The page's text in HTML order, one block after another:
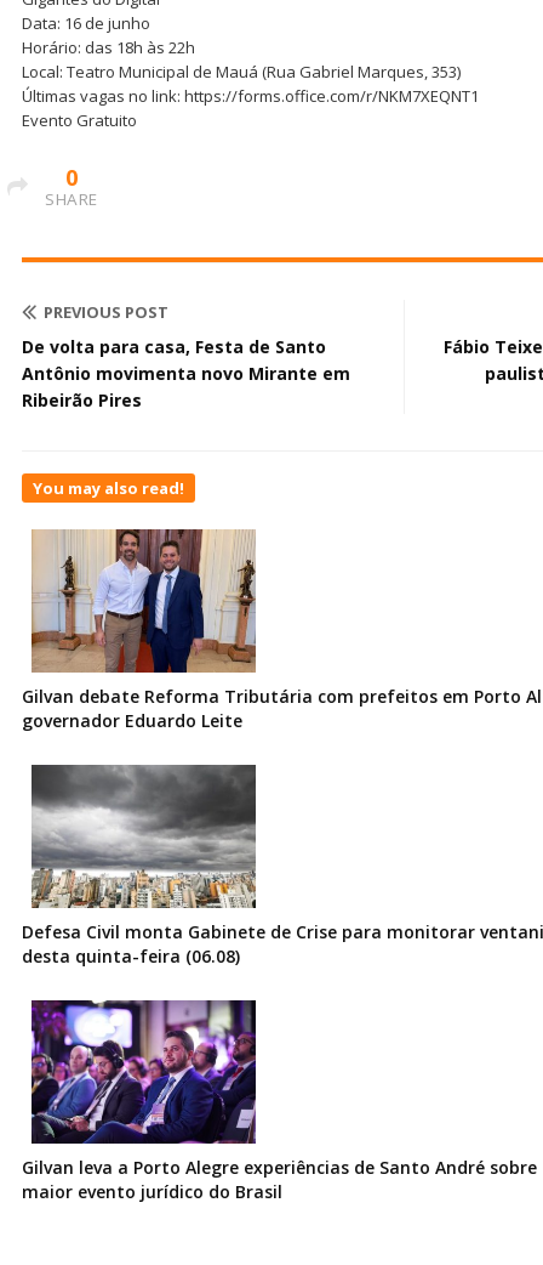
Data: 16 de junho
Horário: das 18h às 22h
Local: Teatro Municipal de Mauá (Rua Gabriel Marques, 353)
Últimas vagas no link: https://forms.office.com/r/NKM7XEQNT1
Evento Gratuito
0
SHARE
PREVIOUS POST
De volta para casa, Festa de Santo
Antônio movimenta novo Mirante em
Ribeirão Pires
Fábio
You may also read!
Gilvan debate Reforma Tributária com prefeitos em Porto
governador Eduardo Leite
Defesa Civil monta Gabinete de Crise para monitorar
desta quinta-feira (06.08)
Gilvan leva a Porto Alegre experiências de Santo André
maior evento jurídico do Brasil